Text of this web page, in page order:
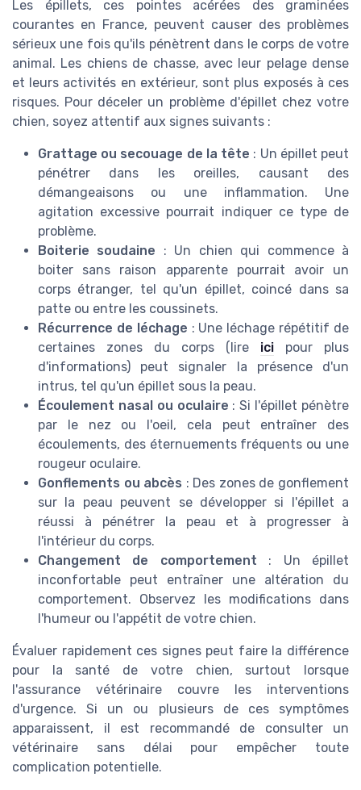
Les épillets, ces pointes acérées des graminées
courantes en France, peuvent causer des problèmes
sérieux une fois qu'ils pénètrent dans le corps de votre
animal. Les chiens de chasse, avec leur pelage dense
et leurs activités en extérieur, sont plus exposés à ces
risques. Pour déceler un problème d'épillet chez votre
chien, soyez attentif aux signes suivants :
Grattage ou secouage de la tête : Un épillet peut
pénétrer dans les oreilles, causant des
démangeaisons ou une inflammation. Une
agitation excessive pourrait indiquer ce type de
problème.
Boiterie soudaine : Un chien qui commence à
boiter sans raison apparente pourrait avoir un
corps étranger, tel qu'un épillet, coincé dans sa
patte ou entre les coussinets.
Récurrence de léchage : Une léchage répétitif de
certaines zones du corps (lire ici pour plus
d'informations) peut signaler la présence d'un
intrus, tel qu'un épillet sous la peau.
Écoulement nasal ou oculaire : Si l'épillet pénètre
par le nez ou l'oeil, cela peut entraîner des
écoulements, des éternuements fréquents ou une
rougeur oculaire.
Gonflements ou abcès : Des zones de gonflement
sur la peau peuvent se développer si l'épillet a
réussi à pénétrer la peau et à progresser à
l'intérieur du corps.
Changement de comportement : Un épillet
inconfortable peut entraîner une altération du
comportement. Observez les modifications dans
l'humeur ou l'appétit de votre chien.
Évaluer rapidement ces signes peut faire la différence
pour la santé de votre chien, surtout lorsque
l'assurance vétérinaire couvre les interventions
d'urgence. Si un ou plusieurs de ces symptômes
apparaissent, il est recommandé de consulter un
vétérinaire sans délai pour empêcher toute
complication potentielle.